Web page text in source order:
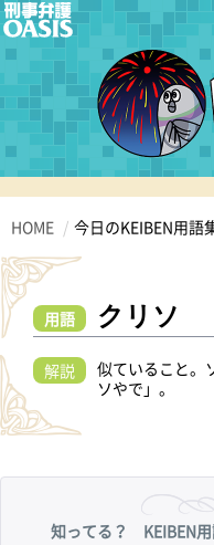
HOME 今日のKEIBEN用語
用語 クリソ
解説
似ていること。
ソやで」。
知ってる？ KEIBEN用